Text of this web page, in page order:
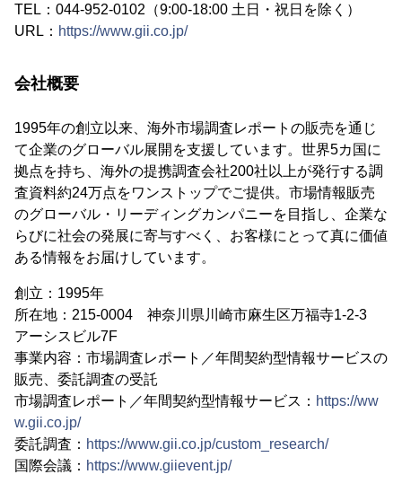
TEL：044-952-0102（9:00-18:00 土日・祝日を除く）
URL： https://www.gii.co.jp/
会社概要
1995年の創立以来、海外市場調査レポートの販売を通じ
て企業のグローバル展開を支援しています。世界5カ国に
拠点を持ち、海外の提携調査会社200社以上が発行する調
査資料約24万点をワンストップでご提供。市場情報販売
のグローバル・リーディングカンパニーを目指し、企業な
らびに社会の発展に寄与すべく、お客様にとって真に価値
ある情報をお届けしています。
創立：1995年
所在地：215-0004 神奈川県川崎市麻生区万福寺1-2-3
アーシスビル7F
事業内容：市場調査レポート／年間契約型情報サービスの
販売、委託調査の受託
市場調査レポート／年間契約型情報サービス： https://ww
w.gii.co.jp/
委託調査： https://www.gii.co.jp/custom_research/
国際会議： https://www.giievent.jp/